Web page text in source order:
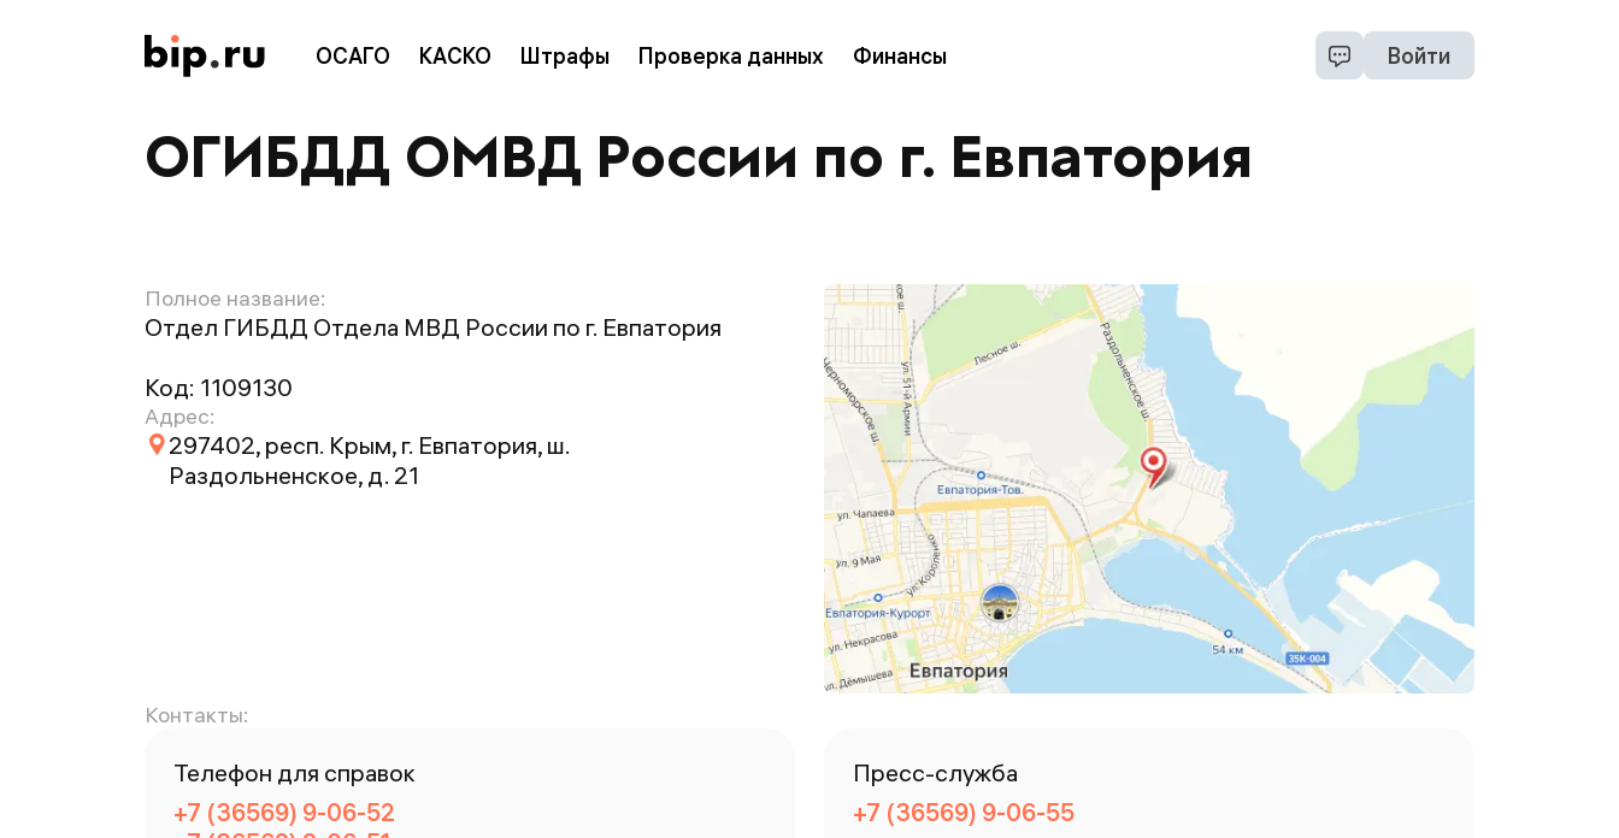
ОСАГО КАСКО Штрафы Проверка данных Финансы Войти
ОГИБДД ОМВД России по г. Евпатория
Полное название:
Отдел ГИБДД Отдела МВД России по г. Евпатория
Код: 1109130
Адрес:
297402, респ. Крым, г. Евпатория, ш.
Раздольненское, д. 21
Контакты:
Телефон для справок
+7 (36569) 9-06-52
Пресс-служба
+7 (36569) 9-06-55